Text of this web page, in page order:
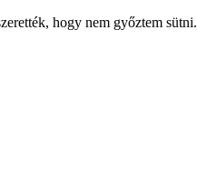
hogy nem győztem sütni.